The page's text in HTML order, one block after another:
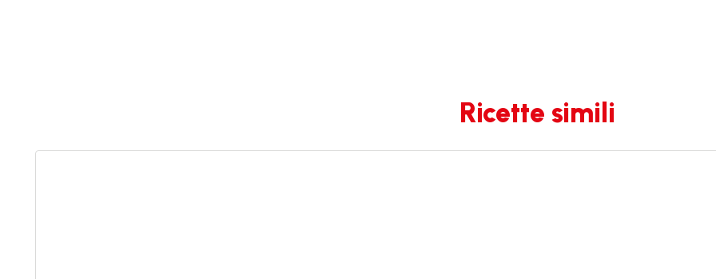
Ricette simili